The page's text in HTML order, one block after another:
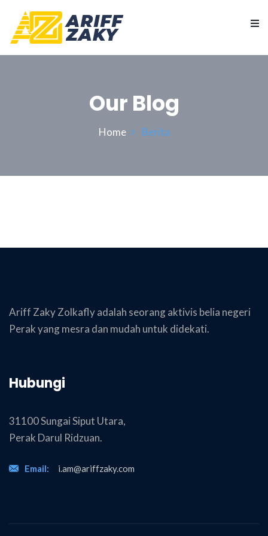
Our Blog
Home Berita
Ariff Zaky Zolkafly adalah seorang aktivis belia negeri
Perak yang mesra dan mudah untuk didekati.
Hubungi
31100 Sungai Siput Utara,
Perak Darul Ridzuan.
Email: i.am@ariffzaky.com